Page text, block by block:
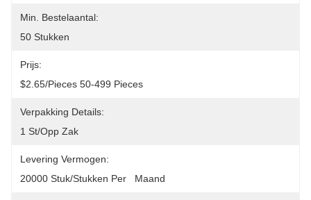
Min. Bestelaantal:
50 Stukken
Prijs:
$2.65/pieces 50-499 Pieces
Verpakking Details:
1 St/opp Zak
Levering Vermogen:
20000 Stuk/Stukken Per   Maand